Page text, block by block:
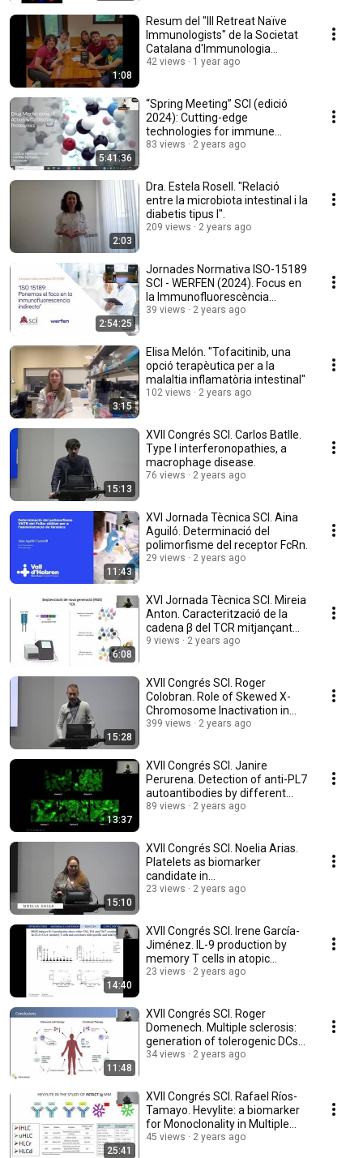
1:08
Resum del "III Retreat Naïve
Immunologists" de la Societat
Catalana d'Immunologia
(setembre 2024).
42 views 1 year ago
5:41:36
“Spring Meeting” SCI (edició
2024): Cutting-edge
technologies for immune
studies.
83 views 2 years ago
2:03
Dra. Estela Rosell. "Relació
entre la microbiota intestinal i la
diabetis tipus I".
209 views 2 years ago
2:54:25
Jornades Normativa ISO-15189
SCI - WERFEN (2024). Focus en
la Immunofluorescència
indirecta.
39 views 2 years ago
3:15
Elisa Melón. "Tofacitinib, una
opció terapèutica per a la
malaltia inflamatòria intestinal"
102 views 2 years ago
15:13
XVII Congrés SCI. Carlos Batlle.
Type I interferonopathies, a
macrophage disease.
76 views 2 years ago
11:43
XVI Jornada Tècnica SCI. Aina
Aguiló. Determinació del
polimorfisme del receptor FcRn.
29 views 2 years ago
6:08
XVI Jornada Tècnica SCI. Mireia
Anton. Caracterització de la
cadena β del TCR mitjançant
NGS.
9 views 2 years ago
15:28
XVII Congrés SCI. Roger
Colobran. Role of Skewed X-
Chromosome Inactivation in
CVID.
399 views 2 years ago
13:37
XVII Congrés SCI. Janire
Perurena. Detection of anti-PL7
autoantibodies by different
methodologies.
89 views 2 years ago
15:10
XVII Congrés SCI. Noelia Arias.
Platelets as biomarker
candidate in
neurodegenerative disorders.
23 views 2 years ago
14:40
XVII Congrés SCI. Irene García-
Jiménez. IL-9 production by
memory T cells in atopic
dermatitis.
23 views 2 years ago
11:48
XVII Congrés SCI. Roger
Domenech. Multiple sclerosis:
generation of tolerogenic DCs
with vitamin D3.
34 views 2 years ago
25:41
XVII Congrés SCI. Rafael Ríos-
Tamayo. Hevylite: a biomarker
for Monoclonality in Multiple
Myeloma.
45 views 2 years ago